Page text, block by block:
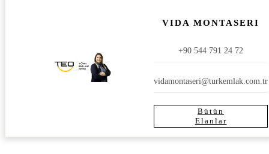
VIDA MONTASERI
+90 544 791 24 72
vidamontaseri@turkemlak.com.tr
Bütün
Elanlar